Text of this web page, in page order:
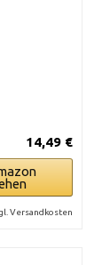
14,49 €
Versandkosten